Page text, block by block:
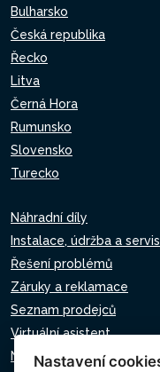
Bulharsko
Česká republika
Řecko
Litva
Černá Hora
Rumunsko
Slovensko
Turecko
Náhradní díly
Instalace, údržba a servis
Řešení problémů
Záruky a reklamace
Seznam prodejců
Virtuální asistent
Napište nám
Nastavení